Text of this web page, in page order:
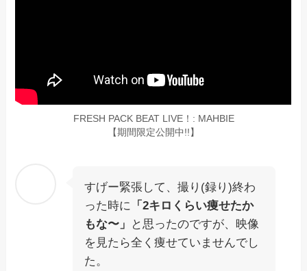
FRESH PACK BEAT LIVE！: MAHBIE
【期間限定公開中!!】
すげー緊張して、撮り(録り)終わ
った時に 「2キロくらい痩せたか
もな〜」
と思ったのですが、映像
を見たら全く痩せていませんでし
た。